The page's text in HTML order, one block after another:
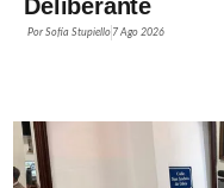
Deliberante
PorSofía Stupiello 7 Ago 2026